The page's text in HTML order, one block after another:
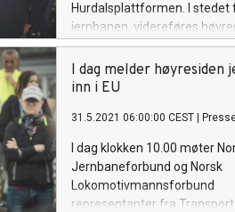
Hurdalsplattformen. I stedet
jernbanen, videreføres
jernbanepolitikk med enda
oppsplitting. Nå står
I dag melder høyresiden
inn i EU
31.5.2021 06:00:00 CEST
I dag klokken 10.00 møter
Jernbaneforbund og Norsk
Lokomotivmannsforbund
representanter fra